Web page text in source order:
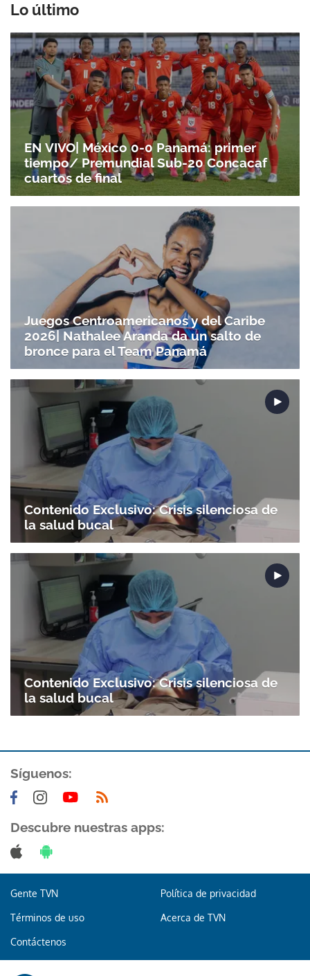
Lo último
EN VIVO| México 0-0 Panamá: primer
tiempo/ Premundial Sub-20 Concacaf
cuartos de final
Juegos Centroamericanos y del Caribe
2026| Nathalee Aranda da un salto de
bronce para el Team Panamá
Contenido Exclusivo: Crisis silenciosa de
la salud bucal
Contenido Exclusivo: Crisis silenciosa de
la salud bucal
Síguenos:
Descubre nuestras apps:
Gente TVN Política de privacidad
Términos de uso Acerca de TVN
Contáctenos